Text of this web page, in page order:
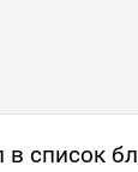
в список